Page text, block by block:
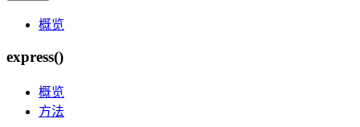
概览
express()
概览
方法